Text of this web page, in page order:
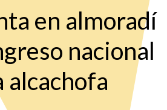
en almoradí
nacional
alcachofa